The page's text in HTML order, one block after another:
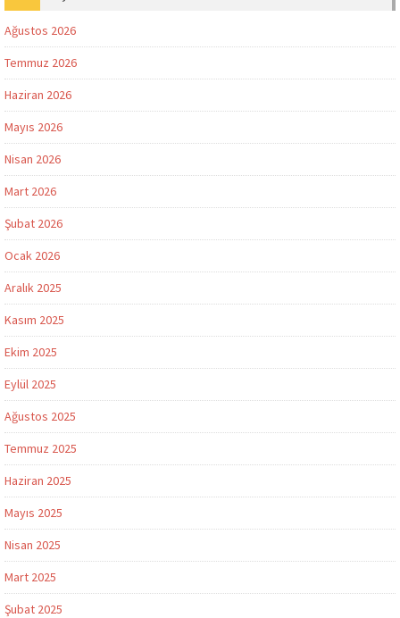
Ağustos 2026
Temmuz 2026
Haziran 2026
Mayıs 2026
Nisan 2026
Mart 2026
Şubat 2026
Ocak 2026
Aralık 2025
Kasım 2025
Ekim 2025
Eylül 2025
Ağustos 2025
Temmuz 2025
Haziran 2025
Mayıs 2025
Nisan 2025
Mart 2025
Şubat 2025